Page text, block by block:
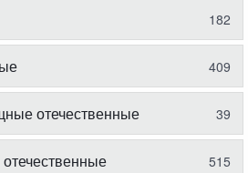
182
409
отечественные 39
515